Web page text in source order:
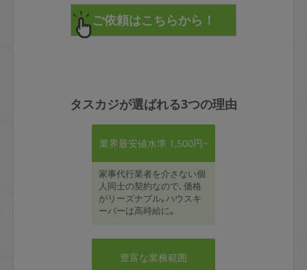
タスカジが選ばれる3つの理由
業界最安値水準 1,500円~
家事代行業者を介さない個
人同士の契約なので､価格
がリーズナブル｡ハウスキ
ーパーは高時給に｡
豊富な業務範囲